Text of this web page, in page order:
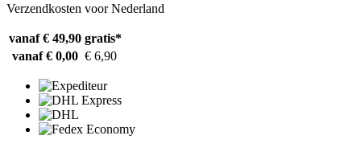
Verzendkosten voor Nederland
vanaf € 49,90 gratis*
vanaf € 0,00 € 6,90